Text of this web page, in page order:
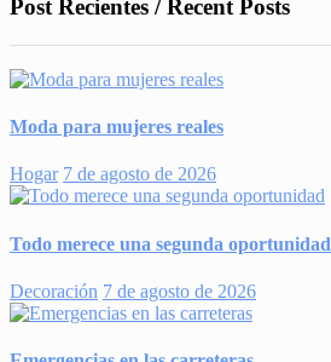
Post Recientes / Recent Posts
Moda para mujeres reales
Hogar 7 de agosto de 2026
Todo merece una segunda oportunidad
Decoración 7 de agosto de 2026